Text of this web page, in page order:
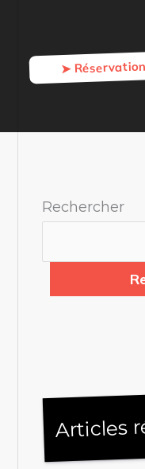
➤
Rechercher
Articles